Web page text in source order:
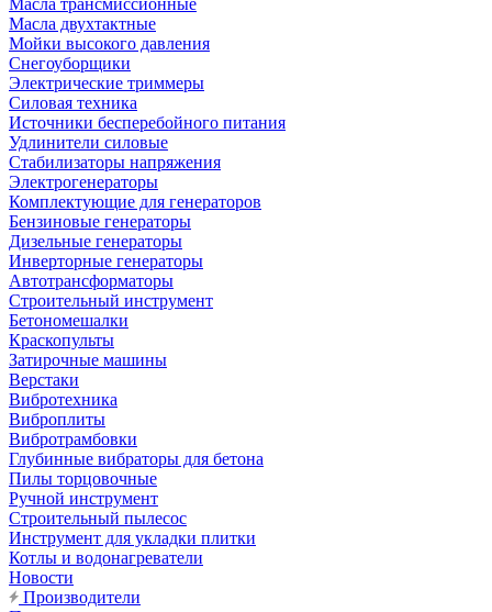
Масла трансмиссионные
Масла двухтактные
Мойки высокого давления
Снегоуборщики
Электрические триммеры
Силовая техника
Источники бесперебойного питания
Удлинители силовые
Стабилизаторы напряжения
Электрогенераторы
Комплектующие для генераторов
Бензиновые генераторы
Дизельные генераторы
Инверторные генераторы
Автотрансформаторы
Строительный инструмент
Бетономешалки
Краскопульты
Затирочные машины
Верстаки
Вибротехника
Виброплиты
Вибротрамбовки
Глубинные вибраторы для бетона
Пилы торцовочные
Ручной инструмент
Строительный пылесос
Инструмент для укладки плитки
Котлы и водонагреватели
Новости
Производители